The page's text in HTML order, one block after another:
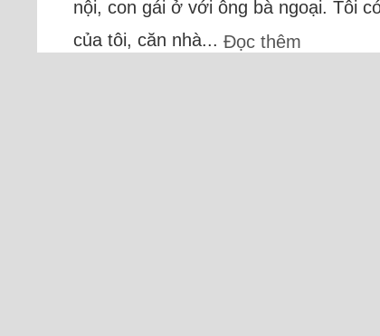
nội, con gái ở với ông bà ngoại. Tôi
của tôi, căn nhà... Đọc thêm